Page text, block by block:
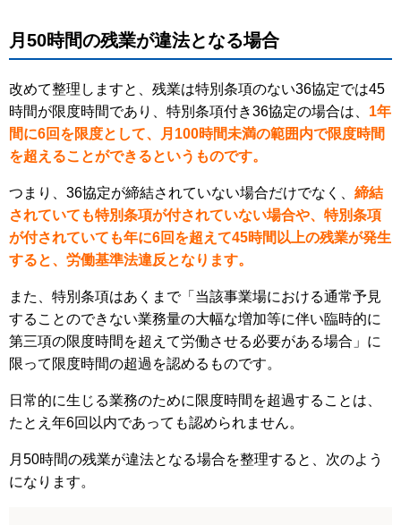
月50時間の残業が違法となる場合
改めて整理しますと、残業は特別条項のない36協定では45
時間が限度時間であり、特別条項付き36協定の場合は、 1年
間に6回を限度として、月100時間未満の範囲内で限度時間
を超えることができるというものです。
つまり、36協定が締結されていない場合だけでなく、 締結
されていても特別条項が付されていない場合や、特別条項
が付されていても年に6回を超えて45時間以上の残業が発生
すると、労働基準法違反となります。
また、特別条項はあくまで「当該事業場における通常予見
することのできない業務量の大幅な増加等に伴い臨時的に
第三項の限度時間を超えて労働させる必要がある場合」に
限って限度時間の超過を認めるものです。
日常的に生じる業務のために限度時間を超過することは、
たとえ年6回以内であっても認められません。
月50時間の残業が違法となる場合を整理すると、次のよう
になります。